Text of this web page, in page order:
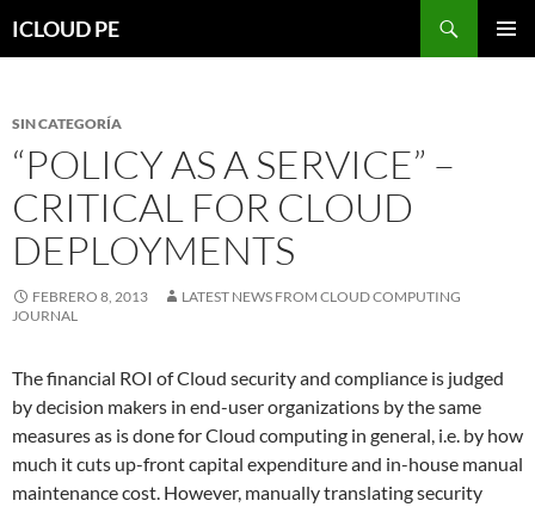
hacia
ICLOUD PE
SIN CATEGORÍA
“POLICY AS A SERVICE” –
CRITICAL FOR CLOUD
DEPLOYMENTS
FEBRERO 8, 2013
LATEST NEWS FROM CLOUD COMPUTING
JOURNAL
The financial ROI of Cloud security and compliance is judged
by decision makers in end-user organizations by the same
measures as is done for Cloud computing in general, i.e. by how
much it cuts up-front capital expenditure and in-house manual
maintenance cost. However, manually translating security